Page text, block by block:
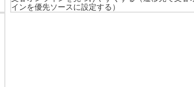
インを優先ソースに設定する）